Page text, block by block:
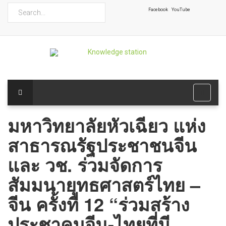
Facebook YouTube
มหาวิทยาลัยหัวเฉียว แห่ง
สาธารณรัฐประชาชนจีน
และ วช. ร่วมจัดการ
สัมมนายุทธศาสตร์ไทย –
จีน ครั้งที่ 12 “ร่วมสร้าง